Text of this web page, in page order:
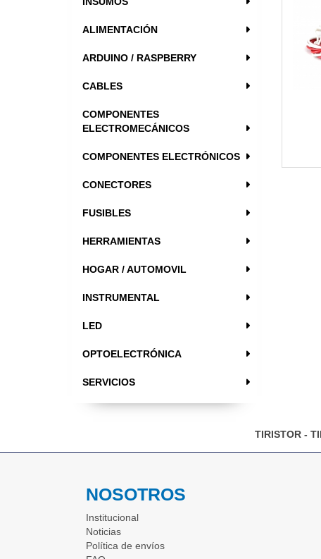
ALIMENTACIÓN
ARDUINO / RASPBERRY
CABLES
COMPONENTES
ELECTROMECÁNICOS
COMPONENTES ELECTRÓNICOS
CONECTORES
FUSIBLES
HERRAMIENTAS
HOGAR / AUTOMOVIL
INSTRUMENTAL
LED
OPTOELECTRÓNICA
SERVICIOS
TIRISTOR -
NOSOTROS
Institucional
Noticias
Política de envíos